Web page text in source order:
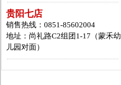
贵阳七店
销售热线：0851-85602004
地址：尚礼路C2组团1-17（蒙禾幼
儿园对面）